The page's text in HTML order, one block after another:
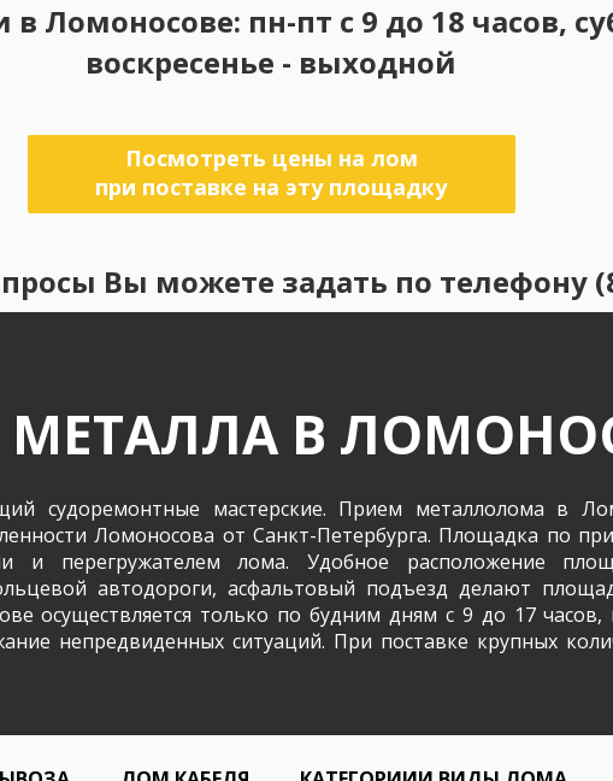
пн-пт с 9 до 18 часов,
воскресенье - выходной
Посмотреть цены на лом
при поставке на эту площадку
Вы можете задать по телефону
В
судоремонтные мастерские. Прием металлолома в
Ломоносова от Санкт-Петербурга. Площадка по
и перегружателем лома. Удобное расположение
автодороги, асфальтовый подъезд делают
осуществляется только по будним дням с 9 до 17
непредвиденных ситуаций. При поставке крупных